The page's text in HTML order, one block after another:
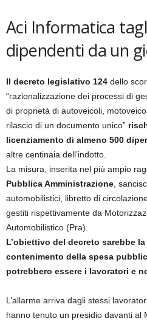
Aci Informatica
dipendenti da un
Il decreto legislativo 124 dello
“razionalizzazione dei processi di
di proprietà di autoveicoli,
rilascio di un documento unico”
licenziamento di almeno 500
altre centinaia dell’indotto.
La misura, inserita nel più ampio
Pubblica Amministrazione ,
automobilistici, libretto di
gestiti rispettivamente da
Automobilistico (Pra).
L’obiettivo del decreto sarebbe
contenimento della spesa
potrebbero essere i lavoratori e
L’allarme arriva dagli stessi
hanno tenuto un presidio davanti al